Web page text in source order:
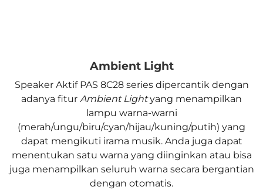
Ambient Light
Speaker Aktif PAS 8C28 series dipercantik dengan
adanya fitur Ambient Lightyang menampilkan
lampu warna-warni
(merah/ungu/biru/cyan/hijau/kuning/putih) yang
dapat mengikuti irama musik. Anda juga dapat
menentukan satu warna yang diinginkan atau bisa
juga menampilkan seluruh warna secara bergantian
dengan otomatis.